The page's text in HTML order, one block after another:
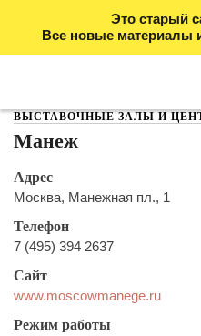
Это старый
Все новые материалы
ВЫСТАВОЧНЫЕ ЗАЛЫ И
Манеж
Адрес
Москва, Манежная пл., 1
Телефон
7 (495) 394 2637
Сайт
www.moscowmanege.ru
Режим работы